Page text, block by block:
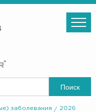
Поиск
заболевания
2026